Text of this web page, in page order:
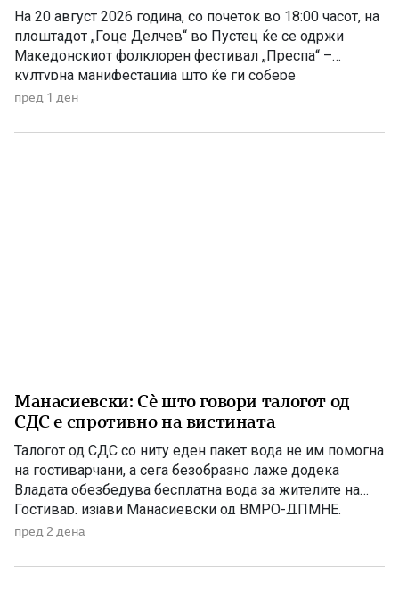
На 20 август 2026 година, со почеток во 18:00 часот, на
плоштадот „Гоце Делчев“ во Пустец ќе се одржи
Македонскиот фолклорен фестивал „Преспа“ –
културна манифестација што ќе ги собере
Македонците од Македонија, Албанија и дијаспората во
Фестивалот ќе биде можност за промоција на богатото
пред 1 ден
Манасиевски: Сè што говори талогот од
СДС е спротивно на вистината
Талогот од СДС со ниту еден пакет вода не им помогна
на гостиварчани, а сега безобразно лаже додека
Владата обезбедува бесплатна вода за жителите на
Гостивар, изјави Манасиевски од ВМРО-ДПМНЕ.
„Колку злоба и неискреност има во СДС, кога дрско се
интереси со водата што Владата бесплатно им ја дели
пред 2 дена